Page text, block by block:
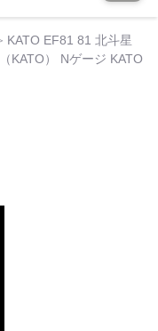
KATO EF81 81 北斗星
KATO） Nゲージ KATO